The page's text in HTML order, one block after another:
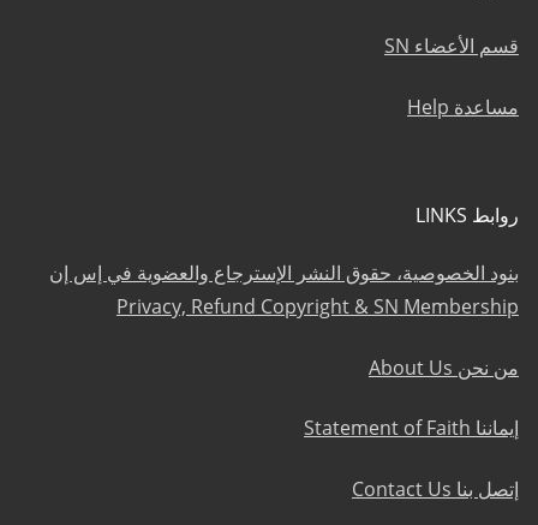
قسم الأعضاء SN
مساعدة Help
روابط LINKS
بنود الخصوصية، حقوق النشر الإسترجاع والعضوية في إس إن
Privacy, Refund Copyright & SN Membership
من نحن About Us
إيماننا Statement of Faith
إتصل بنا Contact Us